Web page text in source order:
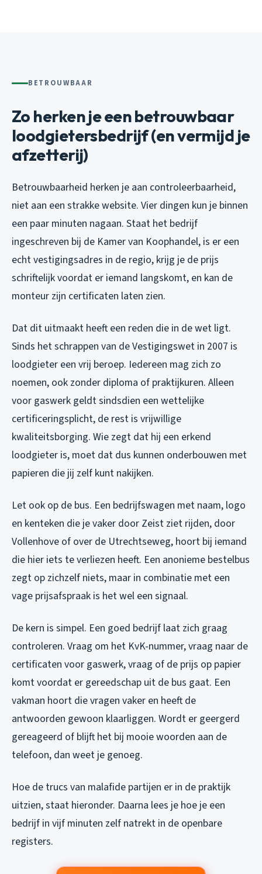
BETROUWBAAR
Zo herken je een betrouwbaar
loodgietersbedrijf (en vermijd je
afzetterij)
Betrouwbaarheid herken je aan controleerbaarheid,
niet aan een strakke website. Vier dingen kun je binnen
een paar minuten nagaan. Staat het bedrijf
ingeschreven bij de Kamer van Koophandel, is er een
echt vestigingsadres in de regio, krijg je de prijs
schriftelijk voordat er iemand langskomt, en kan de
monteur zijn certificaten laten zien.
Dat dit uitmaakt heeft een reden die in de wet ligt.
Sinds het schrappen van de Vestigingswet in 2007 is
loodgieter een vrij beroep. Iedereen mag zich zo
noemen, ook zonder diploma of praktijkuren. Alleen
voor gaswerk geldt sindsdien een wettelijke
certificeringsplicht, de rest is vrijwillige
kwaliteitsborging. Wie zegt dat hij een erkend
loodgieter is, moet dat dus kunnen onderbouwen met
papieren die jij zelf kunt nakijken.
Let ook op de bus. Een bedrijfswagen met naam, logo
en kenteken die je vaker door Zeist ziet rijden, door
Vollenhove of over de Utrechtseweg, hoort bij iemand
die hier iets te verliezen heeft. Een anonieme bestelbus
zegt op zichzelf niets, maar in combinatie met een
vage prijsafspraak is het wel een signaal.
De kern is simpel. Een goed bedrijf laat zich graag
controleren. Vraag om het KvK-nummer, vraag naar de
certificaten voor gaswerk, vraag of de prijs op papier
komt voordat er gereedschap uit de bus gaat. Een
vakman hoort die vragen vaker en heeft de
antwoorden gewoon klaarliggen. Wordt er geergerd
gereageerd of blijft het bij mooie woorden aan de
telefoon, dan weet je genoeg.
Hoe de trucs van malafide partijen er in de praktijk
uitzien, staat hieronder. Daarna lees je hoe je een
bedrijf in vijf minuten zelf natrekt in de openbare
registers.